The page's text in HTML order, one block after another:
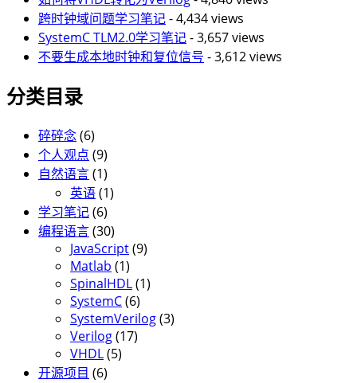
跨时钟域问题学习笔记- 4,434 views
SystemC TLM2.0学习笔记- 3,657 views
不要生成本地时钟和复位信号 - 3,612 views
分类目录
碎碎念(6)
个人观点 (9)
自然语言(1)
英语(1)
学习笔记(6)
编程语言(30)
JavaScript(9)
Matlab (1)
SpinalHDL(1)
SystemC(6)
SystemVerilog(3)
Verilog(17)
VHDL(5)
开源项目 (6)